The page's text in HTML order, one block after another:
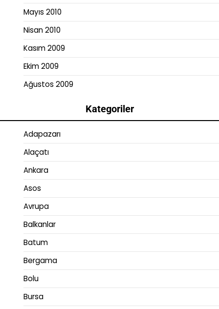
Mayıs 2010
Nisan 2010
Kasım 2009
Ekim 2009
Ağustos 2009
Kategoriler
Adapazarı
Alaçatı
Ankara
Asos
Avrupa
Balkanlar
Batum
Bergama
Bolu
Bursa